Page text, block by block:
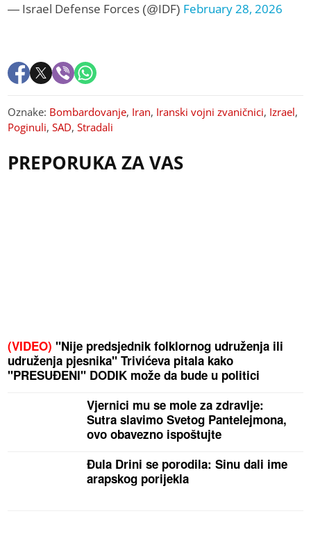
— Israel Defense Forces (@IDF) February 28, 2026
Oznake: Bombardovanje, Iran, Iranski vojni zvaničnici, Izrael,
Poginuli,SAD,Stradali
PREPORUKA ZA VAS
(VIDEO) "Nije predsjednik folklornog udruženja ili
udruženja pjesnika" Trivićeva pitala kako
"PRESUĐENI" DODIK može da bude u politici
Vjernici mu se mole za zdravlje:
Sutra slavimo Svetog Pantelejmona,
ovo obavezno ispoštujte
Đula Drini se porodila: Sinu dali ime
arapskog porijekla